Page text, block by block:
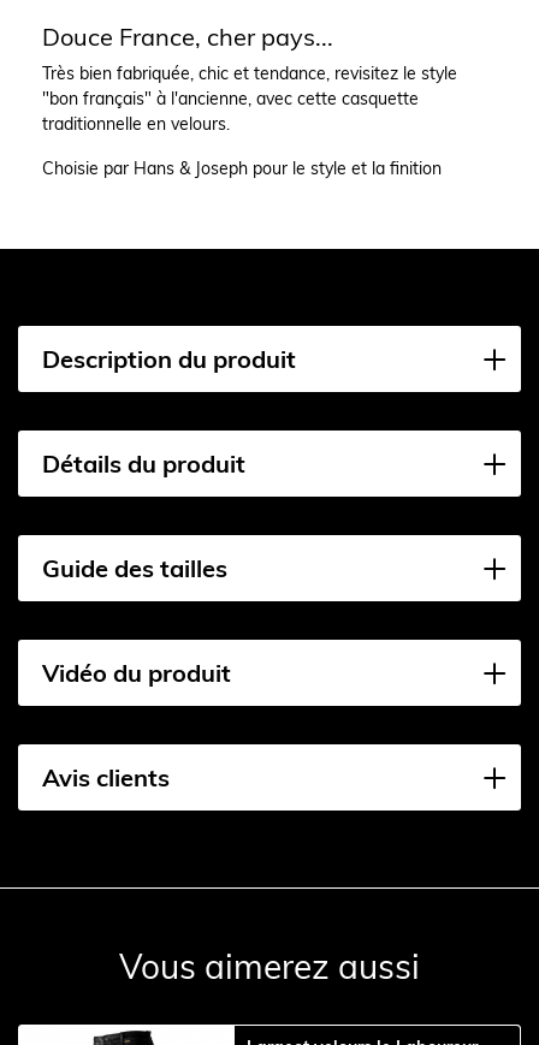
Douce France, cher pays...
Très bien fabriquée, chic et tendance, revisitez le style
"bon français" à l'ancienne, avec cette casquette
traditionnelle en velours.
Choisie par Hans & Joseph pour le style et la finition
Description du produit
Détails du produit
Guide des tailles
Vidéo du produit
Avis clients
Vous aimerez aussi